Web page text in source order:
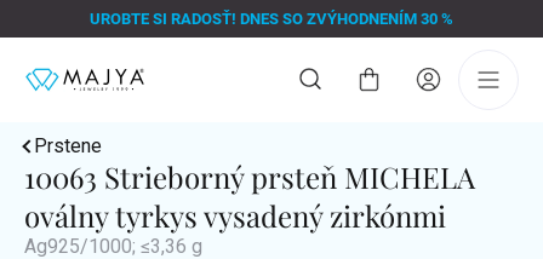
na
UROBTE SI RADOSŤ! DNES SO ZVÝHODNENÍM 30 %
Nákupný
Prstene
10063 Strieborný prsteň MICHELA
oválny tyrkys vysadený zirkónmi
Ag925/1000; ≤3,36 g